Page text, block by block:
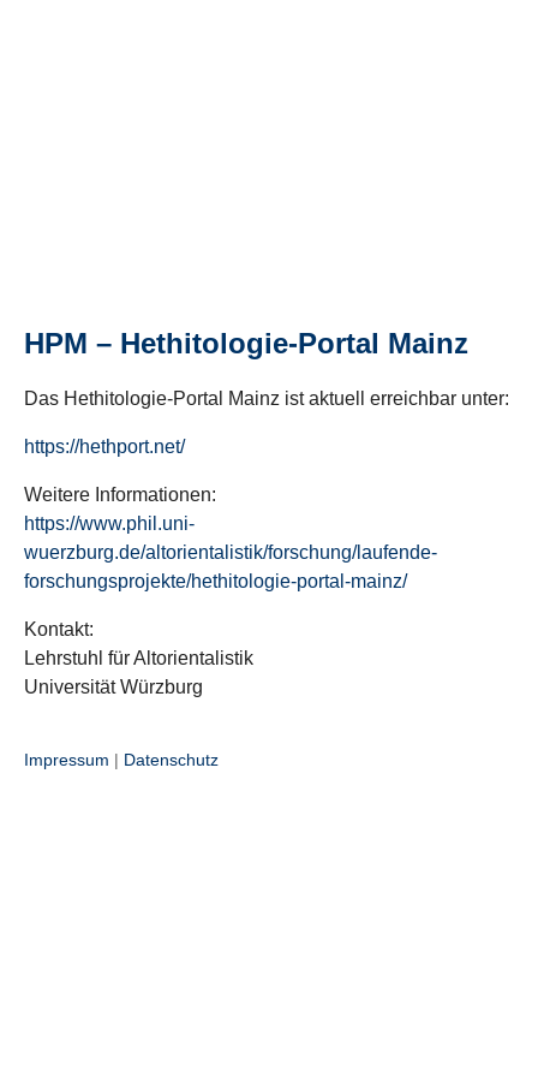
HPM – Hethitologie-Portal Mainz
Das Hethitologie-Portal Mainz ist aktuell erreichbar unter:
https://hethport.net/
Weitere Informationen:
https://www.phil.uni-
wuerzburg.de/altorientalistik/forschung/laufende-
forschungsprojekte/hethitologie-portal-mainz/
Kontakt:
Lehrstuhl für Altorientalistik
Universität Würzburg
Impressum | Datenschutz